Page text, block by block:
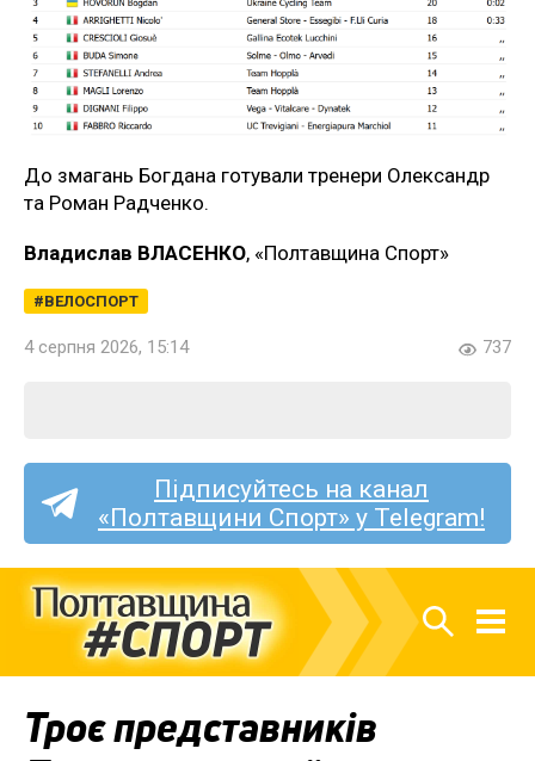
До змагань Богдана готували тренери Олександр
та Роман Радченко.
Владислав ВЛАСЕНКО, «Полтавщина Спорт»
ВЕЛОСПОРТ
4 серпня 2026, 15:14 737
Підписуйтесь на канал
«Полтавщини Спорт» у Telegram!
Троє представників